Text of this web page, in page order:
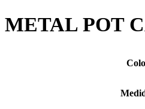
METAL POT